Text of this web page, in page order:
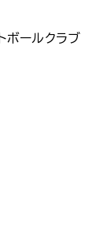
ボールクラブ